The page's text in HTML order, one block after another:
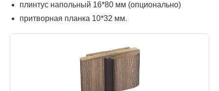
плинтус напольный 16*80 мм (опционально)
притворная планка 10*32 мм.